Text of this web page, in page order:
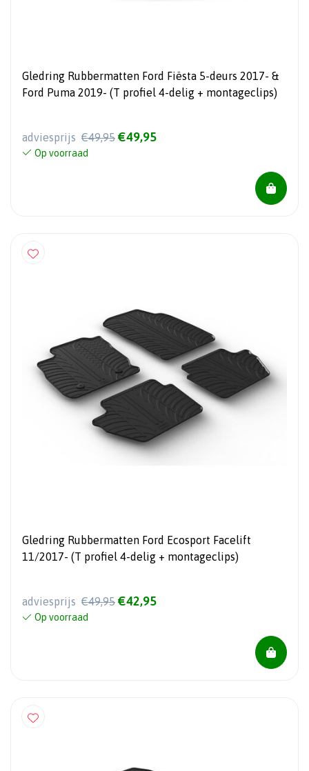
Gledring Rubbermatten Ford Fiësta 5-deurs 2017- &
Ford Puma 2019- (T profiel 4-delig + montageclips)
adviesprijs €49,95 €49,95
Op voorraad
Gledring Rubbermatten Ford Ecosport Facelift
11/2017- (T profiel 4-delig + montageclips)
adviesprijs €49,95 €42,95
Op voorraad